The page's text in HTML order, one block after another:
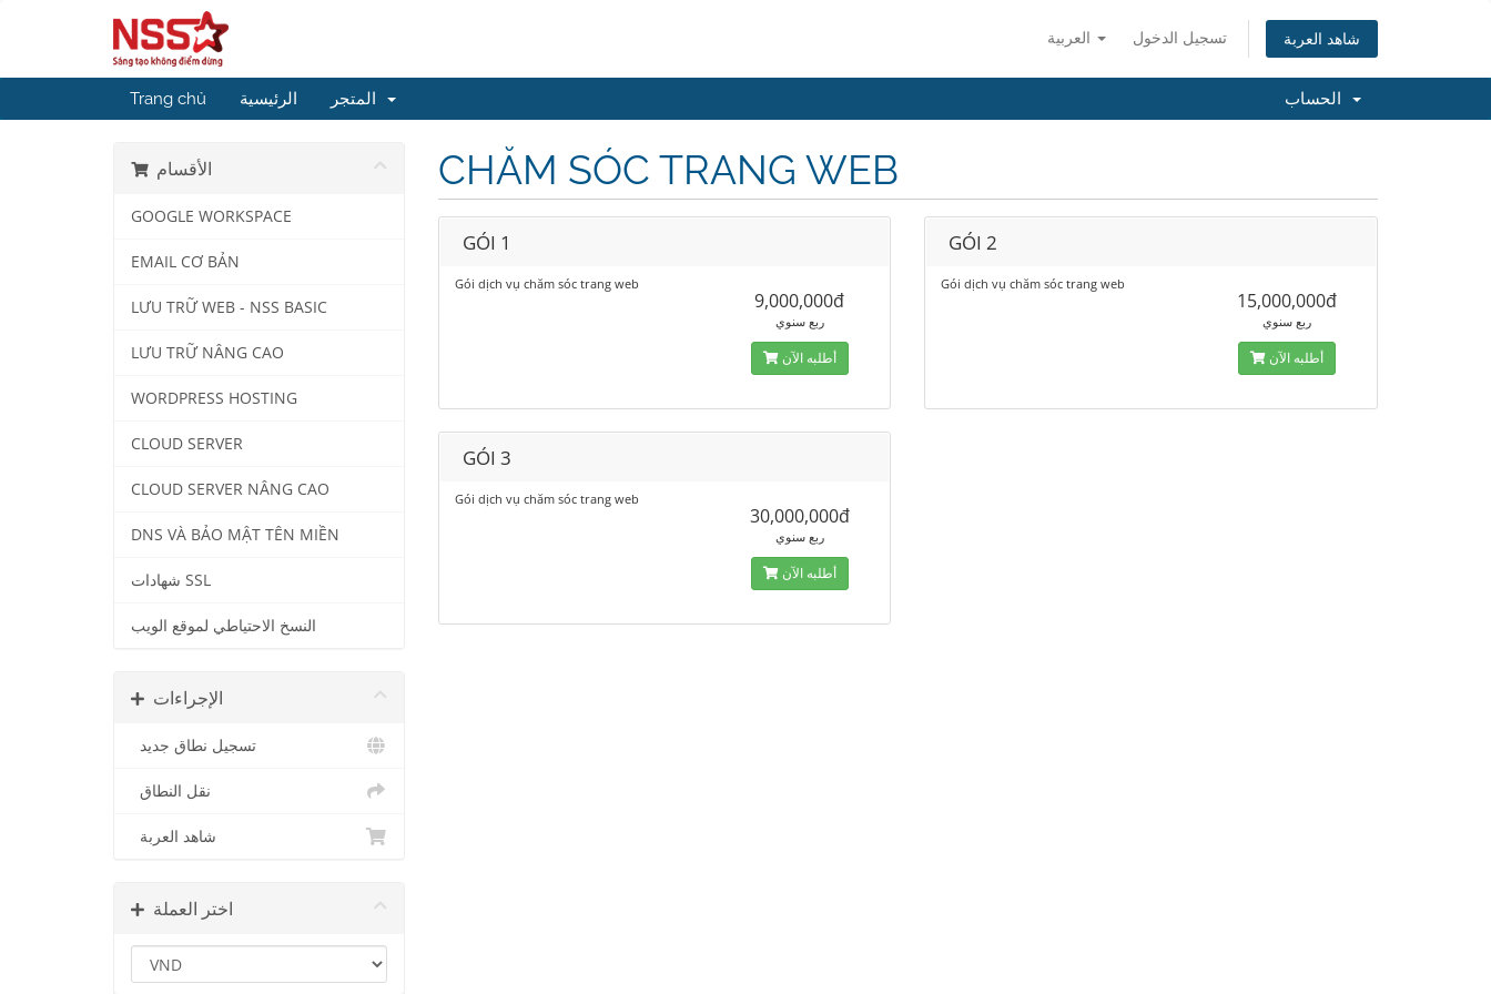
تسجيل الدخول شاهد العربة
Trang chủ الرئيسية
الأقسام
GOOGLE WORKSPACE
EMAIL CƠ BẢN
LƯU TRỮ WEB - NSS BASIC
LƯU TRỮ NÂNG CAO
WORDPRESS HOSTING
CLOUD SERVER
CLOUD SERVER NÂNG CAO
DNS VÀ BẢO MẬT TÊN MIỀN
شهادات SSL
النسخ الاحتياطي لموقع الويب
الإجراءات
تسجيل نطاق جديد
نقل النطاق
شاهد العربة
اختر العملة
CHĂM SÓC TRANG WEB
GÓI 1
Gói dịch vụ chăm sóc trang web
9,000,000đ
ربع سنوي
أطلبه الآن
GÓI 2
Gói dịch vụ chăm sóc trang web
15,000,000đ
ربع سنوي
أطلبه الآن
GÓI 3
Gói dịch vụ chăm sóc trang web
30,000,000đ
ربع سنوي
أطلبه الآن